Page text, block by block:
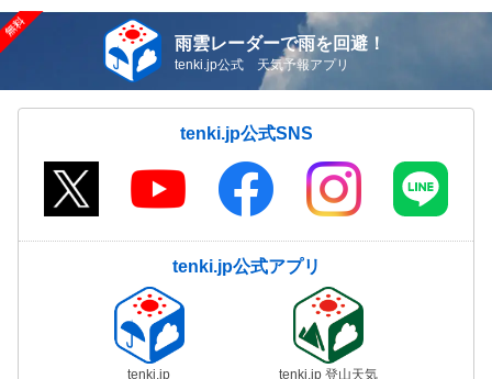
雨雲レーダーで雨を回避！
tenki.jp公式 天気予報アプリ
tenki.jp公式SNS
tenki.jp公式アプリ
tenki.jp tenki.jp 登山天気